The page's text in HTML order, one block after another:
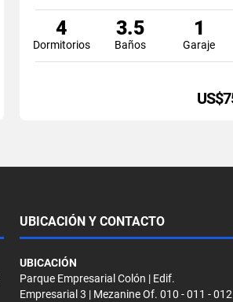
4
Dormitorios
3.5
Baños
1
Garaje
UBICACIÓN Y CONTACTO
UBICACIÓN
Parque Empresarial Colón | Edif.
Empresarial 3 | Mezanine Of. 010 - 011 - 012